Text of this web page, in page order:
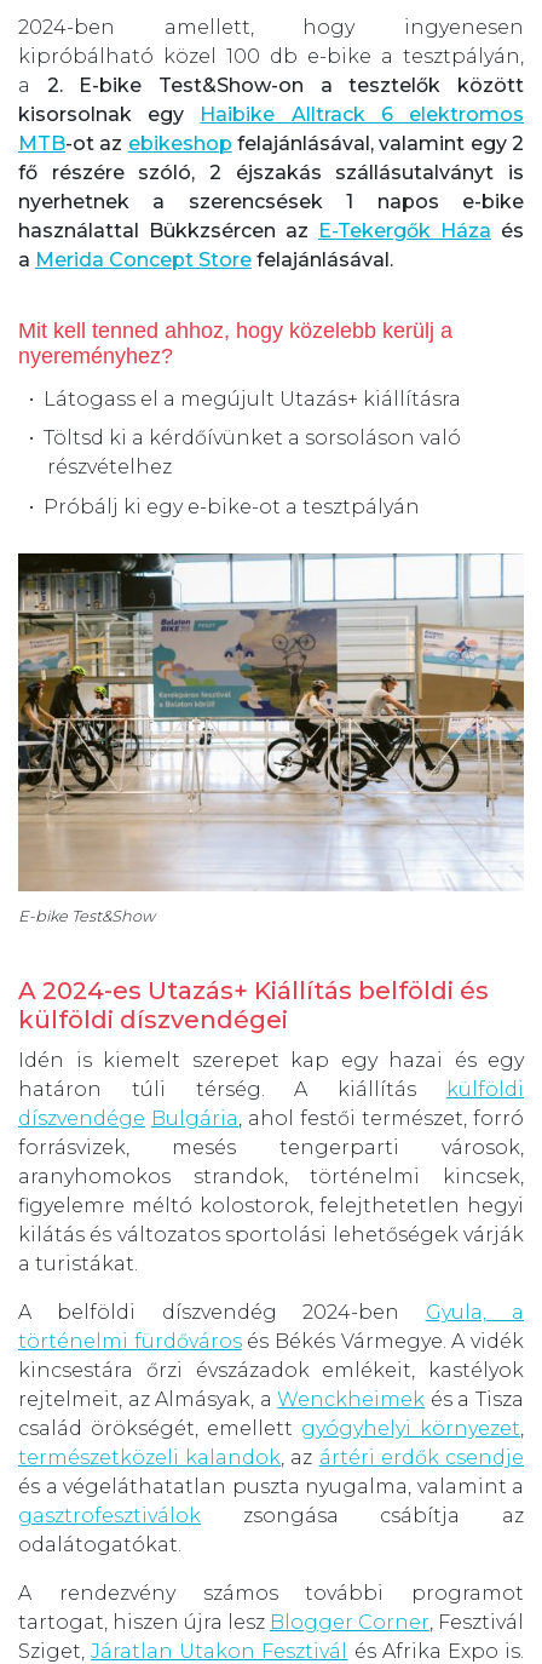
2024-ben amellett, hogy ingyenesen
kipróbálható közel 100 db e-bike a tesztpályán,
a 2. E-bike Test&Show-on a tesztelők között
kisorsolnak egy Haibike Alltrack 6 elektromos
MTB-ot az ebikeshop felajánlásával, valamint egy 2
fő részére szóló, 2 éjszakás szállásutalványt is
nyerhetnek a szerencsések 1 napos e-bike
használattal Bükkzsércen az E-Tekergők Háza és
a Merida Concept Store felajánlásával.
Mit kell tenned ahhoz, hogy közelebb kerülj a
nyereményhez?
Látogass el a megújult Utazás+ kiállításra
Töltsd ki a kérdőívünket a sorsoláson való
részvételhez
Próbálj ki egy e-bike-ot a tesztpályán
E-bike Test&Show
A 2024-es Utazás+ Kiállítás belföldi és
külföldi díszvendégei
Idén is kiemelt szerepet kap egy hazai és egy
határon túli térség. A kiállítás
külföldi
díszvendége Bulgária, ahol festői természet, forró
forrásvizek, mesés tengerparti városok,
aranyhomokos strandok, történelmi kincsek,
figyelemre méltó kolostorok, felejthetetlen hegyi
kilátás és változatos sportolási lehetőségek várják
a turistákat.
A belföldi díszvendég 2024-ben Gyula, a
történelmi fürdővárosés Békés Vármegye. A vidék
kincsestára őrzi évszázadok emlékeit, kastélyok
rejtelmeit, az Almásyak, aWenckheimek és a Tisza
család örökségét, emellett gyógyhelyi környezet,
természetközeli kalandok, az ártéri erdők csendje
és a végeláthatatlan puszta nyugalma, valamint a
gasztrofesztiválok zsongása csábítja az
odalátogatókat.
A rendezvény számos további programot
tartogat, hiszen újra lesz Blogger Corner, Fesztivál
Sziget,Járatlan Utakon Fesztivál
és Afrika Expo is.